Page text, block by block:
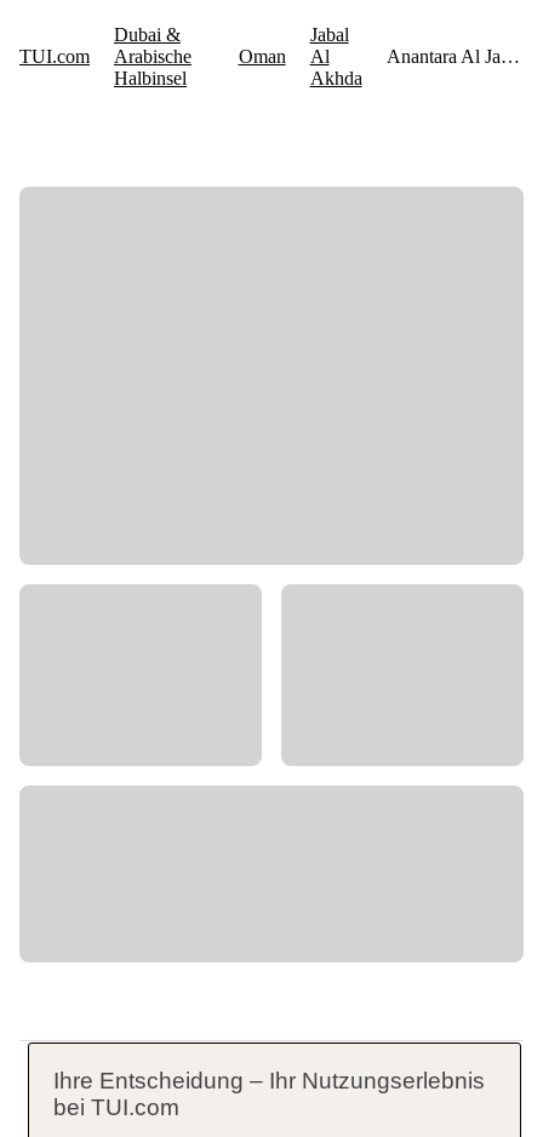
Ihre Entscheidung – Ihr Nutzungserlebnis
bei TUI.com